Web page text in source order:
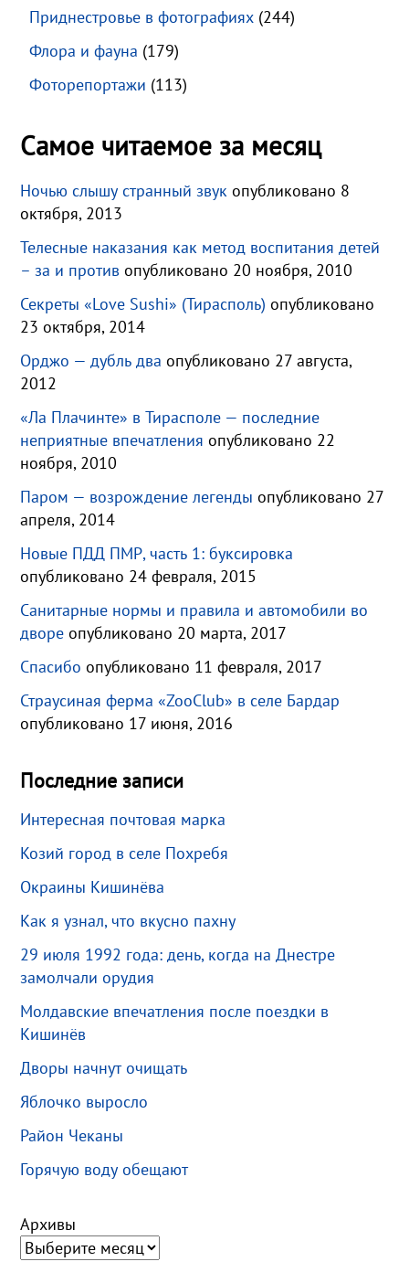
Приднестровье в фотографиях (244)
Флора и фауна (179)
Фоторепортажи (113)
Самое читаемое за месяц
Ночью слышу странный звук опубликовано 8
октября, 2013
Телесные наказания как метод воспитания детей
– за и против опубликовано 20 ноября, 2010
Секреты «Love Sushi» (Тирасполь) опубликовано
23 октября, 2014
Орджо — дубль два опубликовано 27 августа,
2012
«Ла Плачинте» в Тирасполе — последние
неприятные впечатления опубликовано 22
ноября, 2010
Паром — возрождение легенды опубликовано 27
апреля, 2014
Новые ПДД ПМР, часть 1: буксировка
опубликовано 24 февраля, 2015
Санитарные нормы и правила и автомобили во
дворе опубликовано 20 марта, 2017
Спасибо опубликовано 11 февраля, 2017
Страусиная ферма «ZooClub» в селе Бардар
опубликовано 17 июня, 2016
Последние записи
Интересная почтовая марка
Козий город в селе Похребя
Окраины Кишинёва
Как я узнал, что вкусно пахну
29 июля 1992 года: день, когда на Днестре
замолчали орудия
Молдавские впечатления после поездки в
Кишинёв
Дворы начнут очищать
Яблочко выросло
Район Чеканы
Горячую воду обещают
Архивы